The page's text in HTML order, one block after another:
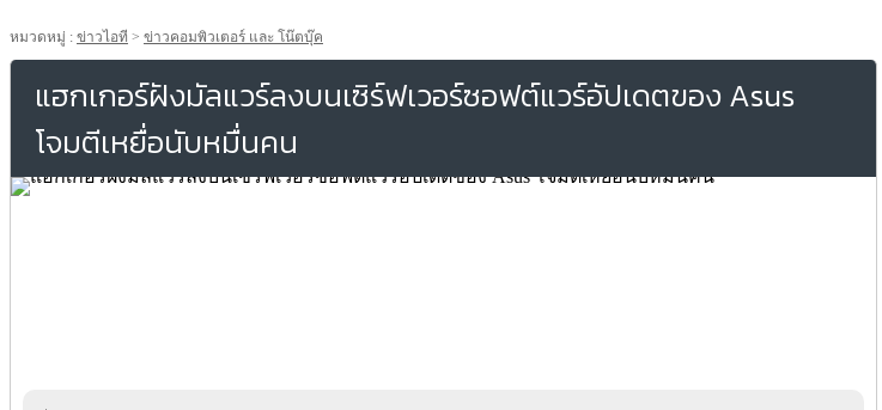
หมวดหมู่ : ข่าวไอที > ข่าวคอมพิวเตอร์ และ โน๊ตบุ๊ค
แฮกเกอร์ฝังมัลแวร์ลงบนเซิร์ฟเวอร์ซอฟต์แวร์อัปเดตของ Asus
โจมตีเหยื่อนับหมื่นคน